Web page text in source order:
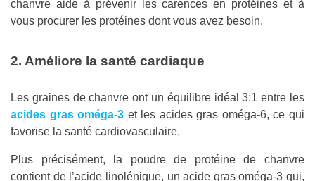
chanvre aide à prévenir les carences en protéines et à
vous procurer les protéines dont vous avez besoin.
2. Améliore la santé cardiaque
Les graines de chanvre ont un équilibre idéal 3:1 entre les
acides gras oméga-3 et les acides gras oméga-6, ce qui
favorise la santé cardiovasculaire.
Plus précisément, la poudre de protéine de chanvre
contient de l’acide linolénique, un acide gras oméga-3 qui,